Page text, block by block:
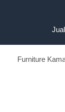
Furniture